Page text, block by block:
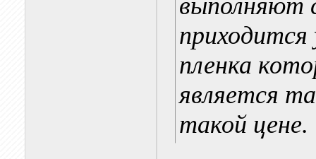
выполняют
пленка
является
такой цене.